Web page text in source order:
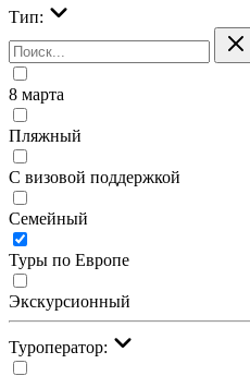
Тип:
8 марта
Пляжный
С визовой поддержкой
Семейный
Туры по Европе
Экскурсионный
Туроператор: